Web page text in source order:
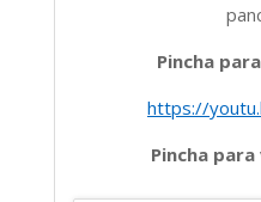
Pincha
https://
Pincha